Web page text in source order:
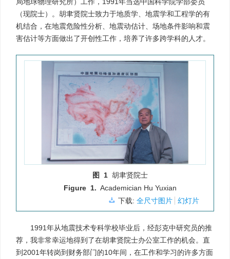
（现院士）。胡聿贤院士致力于地质学、地震学和工程学的有
机结合，在地震危险性分析、地震动估计、场地条件影响和震
害估计等方面做出了开创性工作，培养了许多跨学科的人才。
图 1 胡聿贤院士
Figure 1. Academician Hu Yuxian
下载: 全尺寸图片 幻灯片
1991年从地震技术专科学校毕业后，经彭克中研究员的推
荐，我非常幸运地得到了在胡聿贤院士办公室工作的机会。直
到2001年转岗到财务部门的10年间，在工作和学习的许多方面